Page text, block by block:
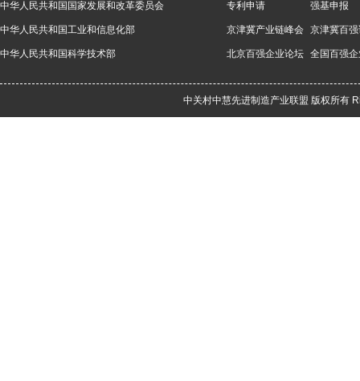
中华人民共和国国家发展和改革委员会
中华人民共和国工业和信息化部
中华人民共和国科学技术部
专利申请 强基申报
京津冀产业链峰会 京津冀百
北京百强企业论坛 全国百强
中关村中慧先进制造产业联盟 版权所有